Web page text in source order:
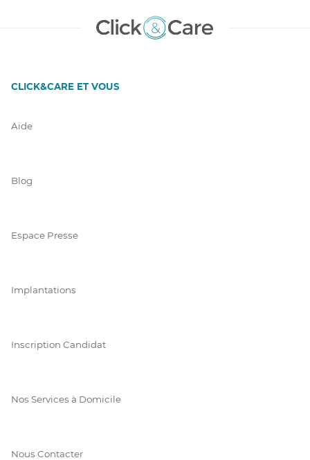
CLICK&CARE ET VOUS
Aide
Blog
Espace Presse
Implantations
Inscription Candidat
Nos Services à Domicile
Nous Contacter